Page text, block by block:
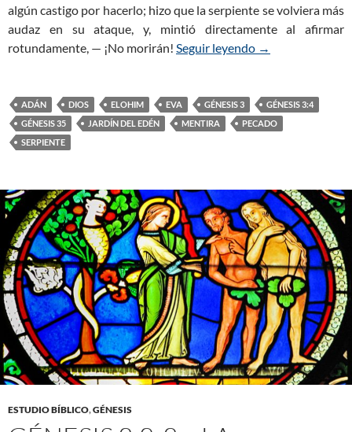
algún castigo por hacerlo; hizo que la serpiente se volviera más
audaz en su ataque, y, mintió directamente al afirmar
rotundamente, — ¡No morirán! Seguir leyendo Génesis 3:4-5 —
→
ADÁN DIOS ELOHIM EVA GÉNESIS 3
GÉNESIS 3:4
GÉNESIS 35
JARDÍN DEL EDÉN MENTIRA
PECADO
SERPIENTE
ESTUDIO BÍBLICO,GÉNESIS